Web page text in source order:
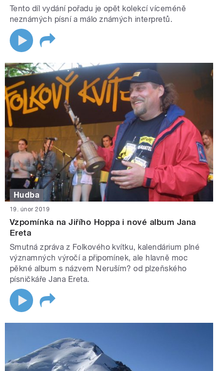
Tento díl vydání pořadu je opět kolekcí víceméně
neznámých písní a málo známých interpretů.
Hudba
19. únor 2019
Vzpomínka na Jiřího Hoppa i nové album Jana
Ereta
Smutná zpráva z Folkového kvítku, kalendárium plné
významných výročí a připomínek, ale hlavně moc
pěkné album s názvem Neruším? od plzeňského
písničkáře Jana Ereta.